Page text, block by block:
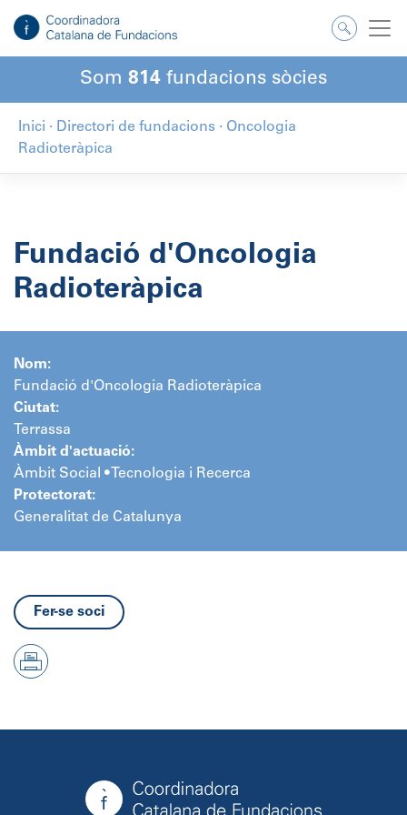
contingut
Som 814 fundacions sòcies
Inici · Directori de fundacions · Oncologia
Radioteràpica
Fundació d'Oncologia
Radioteràpica
Nom:
Fundació d'Oncologia Radioteràpica
Ciutat:
Terrassa
Àmbit d'actuació:
Àmbit Social • Tecnologia i Recerca
Protectorat:
Generalitat de Catalunya
Fer-se soci